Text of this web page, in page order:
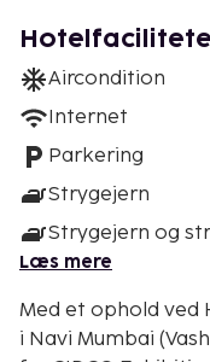
Aircondition
Internet
Parkering
Strygejern
Strygejern og
Læs mere
Med et ophold ved
i Navi Mumbai